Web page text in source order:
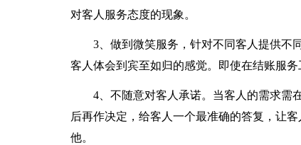
对客人服务态度的现象。
3、做到微笑服务，针对不同客人提供不
客人体会到宾至如归的感觉。即使在结账服
4、不随意对客人承诺。当客人的需求需
后再作决定，给客人一个最准确的答复，让
他。